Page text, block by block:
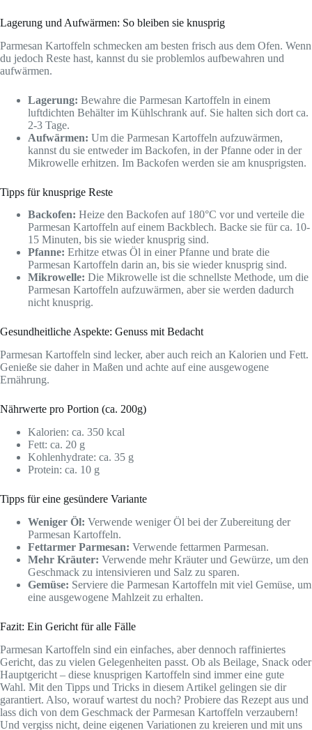
Lagerung und Aufwärmen: So bleiben sie knusprig
Parmesan Kartoffeln schmecken am besten frisch aus dem Ofen. Wenn
du jedoch Reste hast, kannst du sie problemlos aufbewahren und
aufwärmen.
Lagerung: Bewahre die Parmesan Kartoffeln in einem
luftdichten Behälter im Kühlschrank auf. Sie halten sich dort ca.
2-3 Tage.
Aufwärmen: Um die Parmesan Kartoffeln aufzuwärmen,
kannst du sie entweder im Backofen, in der Pfanne oder in der
Mikrowelle erhitzen. Im Backofen werden sie am knusprigsten.
Tipps für knusprige Reste
Backofen: Heize den Backofen auf 180°C vor und verteile die
Parmesan Kartoffeln auf einem Backblech. Backe sie für ca. 10-
15 Minuten, bis sie wieder knusprig sind.
Pfanne: Erhitze etwas Öl in einer Pfanne und brate die
Parmesan Kartoffeln darin an, bis sie wieder knusprig sind.
Mikrowelle: Die Mikrowelle ist die schnellste Methode, um die
Parmesan Kartoffeln aufzuwärmen, aber sie werden dadurch
nicht knusprig.
Gesundheitliche Aspekte: Genuss mit Bedacht
Parmesan Kartoffeln sind lecker, aber auch reich an Kalorien und Fett.
Genieße sie daher in Maßen und achte auf eine ausgewogene
Ernährung.
Nährwerte pro Portion (ca. 200g)
Kalorien: ca. 350 kcal
Fett: ca. 20 g
Kohlenhydrate: ca. 35 g
Protein: ca. 10 g
Tipps für eine gesündere Variante
Weniger Öl: Verwende weniger Öl bei der Zubereitung der
Parmesan Kartoffeln.
Fettarmer Parmesan: Verwende fettarmen Parmesan.
Mehr Kräuter: Verwende mehr Kräuter und Gewürze, um den
Geschmack zu intensivieren und Salz zu sparen.
Gemüse: Serviere die Parmesan Kartoffeln mit viel Gemüse, um
eine ausgewogene Mahlzeit zu erhalten.
Fazit: Ein Gericht für alle Fälle
Parmesan Kartoffeln sind ein einfaches, aber dennoch raffiniertes
Gericht, das zu vielen Gelegenheiten passt. Ob als Beilage, Snack oder
Hauptgericht – diese knusprigen Kartoffeln sind immer eine gute
Wahl. Mit den Tipps und Tricks in diesem Artikel gelingen sie dir
garantiert. Also, worauf wartest du noch? Probiere das Rezept aus und
lass dich von dem Geschmack der Parmesan Kartoffeln verzaubern!
Und vergiss nicht, deine eigenen Variationen zu kreieren und mit uns